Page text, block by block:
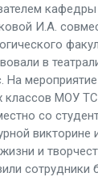
И.А.
в
На
классов
со
и
сотрудники